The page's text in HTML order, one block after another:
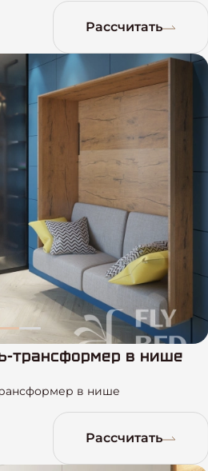
Рассчитать
трансформер в нише
в нише
Рассчитать